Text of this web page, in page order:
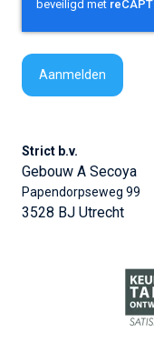
Strict b.v.
Gebouw A Secoya
Papendorpseweg 99
3528 BJ Utrecht